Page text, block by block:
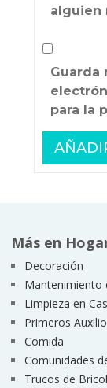
alguien
Guarda
para la
Más en
Decoración
Mantenimiento
Limpieza en
Primeros
Comida
Comunidades
Trucos de